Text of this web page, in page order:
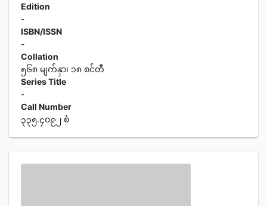
Edition
-
ISBN/ISSN
-
Collation
၅၆၈ မျက်နှာ၊ ၁၈ စင်တီ
Series Title
-
Call Number
၃၃၅.၄၀၉၂ စံ